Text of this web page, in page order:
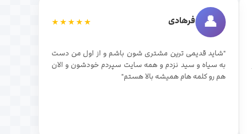
👤 فرهادی ★★★★★
"شاید قدیمی ترین مشتری شون باشم و از اول من دست
به سیاه و سید نزدم و همه سایت سپردم خودشون و الان
هم رو کلمه هام همیشه بالا هستم"